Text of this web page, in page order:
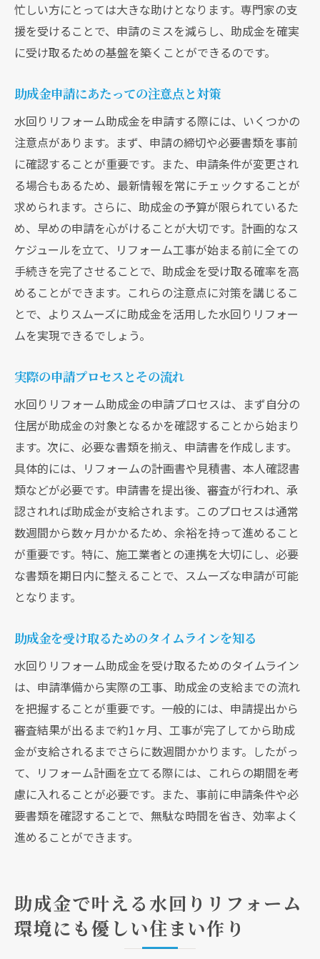
忙しい方にとっては大きな助けとなります。専門家の支
援を受けることで、申請のミスを減らし、助成金を確実
に受け取るための基盤を築くことができるのです。
助成金申請にあたっての注意点と対策
水回りリフォーム助成金を申請する際には、いくつかの
注意点があります。まず、申請の締切や必要書類を事前
に確認することが重要です。また、申請条件が変更され
る場合もあるため、最新情報を常にチェックすることが
求められます。さらに、助成金の予算が限られているた
め、早めの申請を心がけることが大切です。計画的なス
ケジュールを立て、リフォーム工事が始まる前に全ての
手続きを完了させることで、助成金を受け取る確率を高
めることができます。これらの注意点に対策を講じるこ
とで、よりスムーズに助成金を活用した水回りリフォー
ムを実現できるでしょう。
実際の申請プロセスとその流れ
水回りリフォーム助成金の申請プロセスは、まず自分の
住居が助成金の対象となるかを確認することから始まり
ます。次に、必要な書類を揃え、申請書を作成します。
具体的には、リフォームの計画書や見積書、本人確認書
類などが必要です。申請書を提出後、審査が行われ、承
認されれば助成金が支給されます。このプロセスは通常
数週間から数ヶ月かかるため、余裕を持って進めること
が重要です。特に、施工業者との連携を大切にし、必要
な書類を期日内に整えることで、スムーズな申請が可能
となります。
助成金を受け取るためのタイムラインを知る
水回りリフォーム助成金を受け取るためのタイムライン
は、申請準備から実際の工事、助成金の支給までの流れ
を把握することが重要です。一般的には、申請提出から
審査結果が出るまで約1ヶ月、工事が完了してから助成
金が支給されるまでさらに数週間かかります。したがっ
て、リフォーム計画を立てる際には、これらの期間を考
慮に入れることが必要です。また、事前に申請条件や必
要書類を確認することで、無駄な時間を省き、効率よく
進めることができます。
助成金で叶える水回りリフォーム
環境にも優しい住まい作り